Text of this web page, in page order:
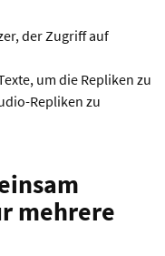
der Zugriff auf
um die Repliken zu
Repliken zu
mehrere